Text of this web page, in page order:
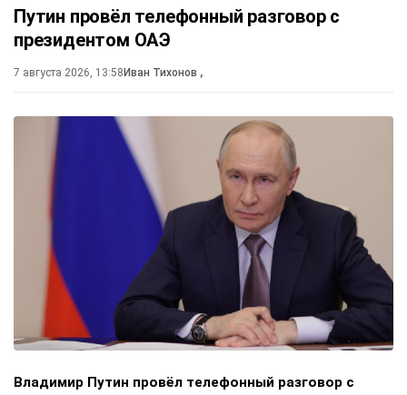
Путин провёл телефонный разговор с
президентом ОАЭ
7 августа 2026, 13:58 Иван Тихонов ,
Владимир Путин провёл телефонный разговор с